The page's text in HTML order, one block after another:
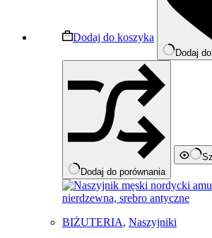
Dodaj do koszyka
Dodaj
Dodaj do porównania
BIŻUTERIA, Naszyjniki